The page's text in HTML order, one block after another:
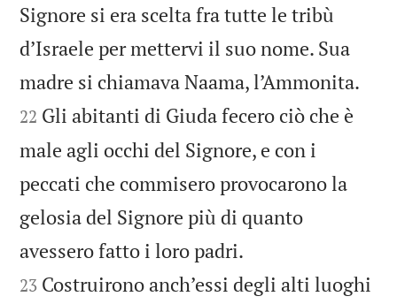
Signore si era scelta fra tutte le tribù
d’Israele per mettervi il suo nome. Sua
madre si chiamava Naama, l’Ammonita.
22 Gli abitanti di Giuda fecero ciò che è
male agli occhi del Signore, e con i
peccati che commisero provocarono la
gelosia del Signore più di quanto
avessero fatto i loro padri.
23 Costruirono anch’essi degli alti luoghi